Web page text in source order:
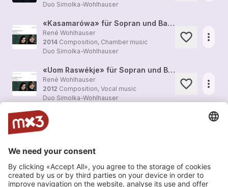
Duo Simolka-Wohlhauser
«Kasamarówa» für Sopran und Bariton (2014), auf ein lautpoetisches Gedicht des Komponisten
René Wohlhauser
2014 Composition, Chamber music
Duo Simolka-Wohlhauser
more_horiz
«Uom Raswékje» für Sopran und Bariton (2012), auf ein lautpoetisches Gedicht des Komponisten
René Wohlhauser
2012 Composition, Vocal music
Duo Simolka-Wohlhauser
more_horiz
Duo Simolka-Wohlhauser
hang gomeka
René Wohlhauser
2005Composition, Vocal music
more_horiz